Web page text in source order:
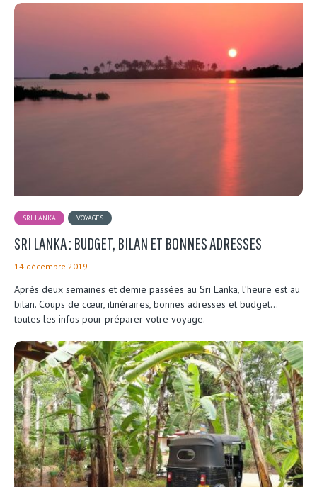
SRI LANKA VOYAGES
SRI LANKA : BUDGET, BILAN ET BONNES ADRESSES
14 décembre 2019
Après deux semaines et demie passées au Sri Lanka, l’heure est au
bilan. Coups de cœur, itinéraires, bonnes adresses et budget…
toutes les infos pour préparer votre voyage.